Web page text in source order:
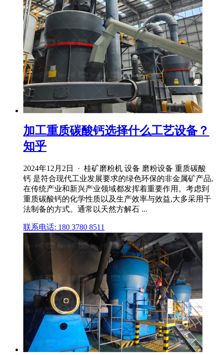
加工重质碳酸钙选择什么工艺设备？
知乎
2024年12月2日 · 桂矿磨粉机 设备 磨粉设备 重质碳酸
钙 是符合现代工业发展要求的绿色环保的非金属矿产品,
在传统产业和新兴产业领域都发挥着重要作用。考虑到
重质碳酸钙的化学性质以及生产效率与效益,大多采用干
法制备的方式。通常以天然方解石 ...
联系电话: 180 3780 8511